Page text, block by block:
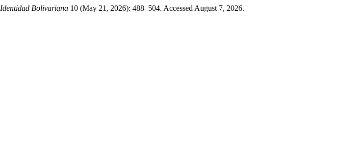
Identidad Bolivariana 10 (May 21, 2026): 488–504. Accessed August 7, 2026.